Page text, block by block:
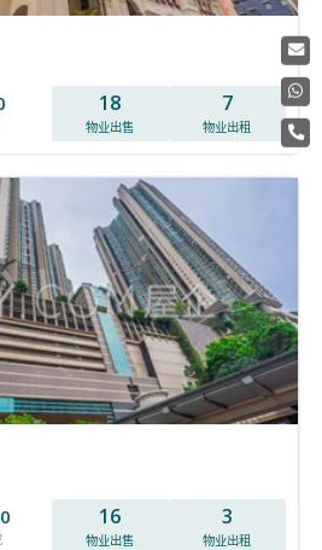
18
物业出售
7
物业出租
16
物业出售
3
物业出租